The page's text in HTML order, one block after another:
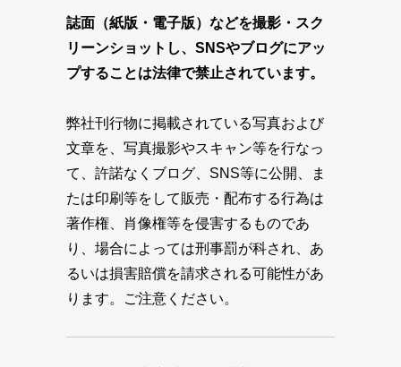
誌面（紙版・電子版）などを撮影・スク
リーンショットし、SNSやブログにアッ
プすることは法律で禁止されています。
弊社刊行物に掲載されている写真および
文章を、写真撮影やスキャン等を行なっ
て、許諾なくブログ、SNS等に公開、ま
たは印刷等をして販売・配布する行為は
著作権、肖像権等を侵害するものであ
り、場合によっては刑事罰が科され、あ
るいは損害賠償を請求される可能性があ
ります。ご注意ください。